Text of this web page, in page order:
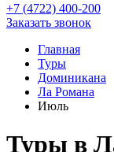
+7 (4722) 400-200
Заказать звонок
Главная
Туры
Доминикана
Ла Романа
Июль
Туры в